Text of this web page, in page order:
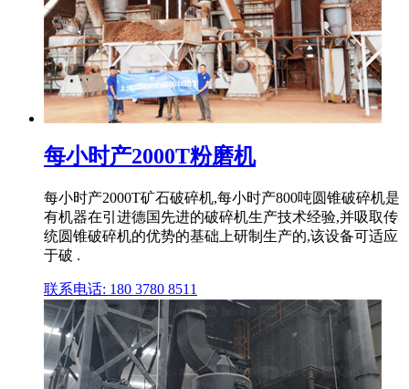
每小时产2000T粉磨机
每小时产2000T矿石破碎机,每小时产800吨圆锥破碎机是
有机器在引进德国先进的破碎机生产技术经验,并吸取传
统圆锥破碎机的优势的基础上研制生产的,该设备可适应
于破 .
联系电话: 180 3780 8511